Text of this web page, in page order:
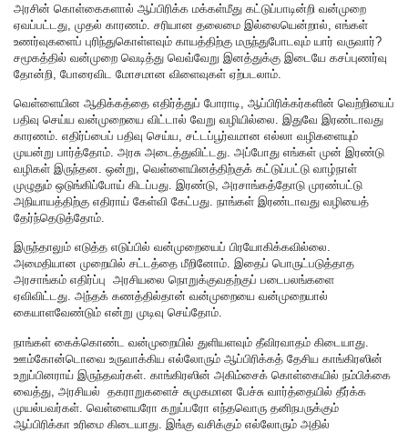
அரசின் கொள்கைகளால் ஆப்பிரிக்க மக்கள்மீது கட்டுப்பாடின்றி வன்முறை
ஏவப்பட்டது, முதல் காரணம். சரியான தலைமை இல்லையென்றால், எங்கள்
உணர்வுகளைப் புரிந்துகொள்ளவும் காயத்திற்கு மருந்துபோடவும் யார் வருவார்?
சமூகத்தில் வன்முறை வெடித்து வெவ்வேறு இனத்துக்கு இடையே கசப்புணர்வு
தோன்றி, போரைவிட மோசமான விளைவுகள் ஏற்படலாம்.
வெள்ளையின ஆதிக்கத்தை எதிர்த்துப் போராடி, ஆப்பிரிக்கர்களின் வெற்றியைப்
பதிவு செய்ய வன்முறையை விட்டால் வேறு வழியில்லை. இதுவே இரண்டாவது
காரணம். எதிர்ப்பைப் பதிவு செய்ய, சட்டப்பூர்வமான எல்லா வழிகளையும்
முயன்று பார்த்தோம். அரசு அடைத்துவிட்டது. அப்போது எங்கள் முன் இரண்டு
வழிகள் இருந்தன. ஒன்று, வெள்ளையினத்திற்குக் கட்டுப்பட்டு வாழ்நாள்
முழுதும் ஒடுங்கிப்போய் கிடப்பது. இரண்டு, அரசாங்கத்தோடு முரண்பட்டு
அநியாயத்திற்கு எதிராய் கேள்வி கேட்பது. நாங்கள் இரண்டாவது வழியைத்
தேர்ந்தெடுத்தோம்.
இருந்தாலும் எடுத்த எடுப்பில் வன்முறையைப் பிரயோகிக்கவில்லை.
அமைதியான முறையில் சட்டத்தை மீறினோம். இதைப் பொருட்படுத்தாத
அரசாங்கம் எதிர்ப்பு அரசியலை நொறுக்குவதற்குப் படைபலங்களை
ஏவிவிட்டது. அந்தக் கணத்தில்தான் வன்முறையை வன்முறையால்
கையாளவேண்டும் என்று முடிவு செய்தோம்.
நாங்கள் கைக்கொண்ட வன்முறையில் துளியளவும் தீவிரவாதம் கிடையாது.
ஊம்கோன்டொவை உருவாக்கிய எல்லோரும் ஆப்பிரிக்கத் தேசிய காங்கிரஸின்
உறுப்பினராய் இருந்தவர்கள். காங்கிரஸின் அகிம்சைக் கொள்கையில் நம்பிக்கை
வைத்து, அரசியல் தகராறுகளைச் சுமுகமான பேச்சு வார்த்தையில் தீர்க்க
முயல்பவர்கள். வெள்ளையரோ கறுப்பரோ எந்தவொரு தனிநபருக்கும்
ஆப்பிரிக்கா உரிமை கிடையாது. இங்கு வசிக்கும் எல்லோரும் அதில்